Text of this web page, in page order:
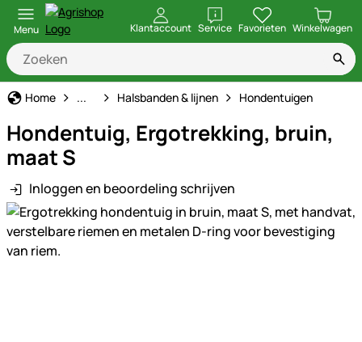
Menu Klantaccount ServiceopenenFavorieten Winkelwagen
Home Hond
... Halsbanden & lijnen Hondentuigen
Hondentuig, Ergotrekking, bruin,
maat S
Inloggen en beoordeling schrijven
Productgalerij